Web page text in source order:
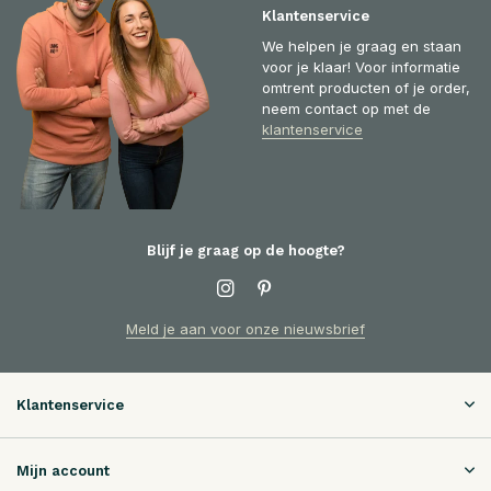
Klantenservice
We helpen je graag en staan
voor je klaar! Voor informatie
omtrent producten of je order,
neem contact op met de
klantenservice
Blijf je graag op de hoogte?
Meld je aan voor onze nieuwsbrief
Klantenservice
Mijn account